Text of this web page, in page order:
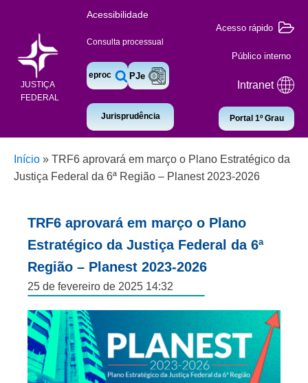
JUSTIÇA
FEDERAL
Acessibilidade
Consulta processual
eproc PJe
Jurisprudência
Acesso rápido
Público interno
Intranet
Portal 1º Grau
Início » TRF6 aprovará em março o Plano Estratégico da
Justiça Federal da 6ª Região – Planest 2023-2026
TRF6 aprovará em março o Plano
Estratégico da Justiça Federal da 6ª
Região – Planest 2023-2026
25 de fevereiro de 2025 14:32